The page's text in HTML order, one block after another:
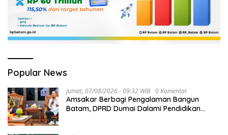
Popular News
Jumat, 07/08/2026 - 09:32 WIB 0 Komentar
Amsakar Berbagi Pengalaman Bangun
Batam, DPRD Dumai Dalami Pendidikan